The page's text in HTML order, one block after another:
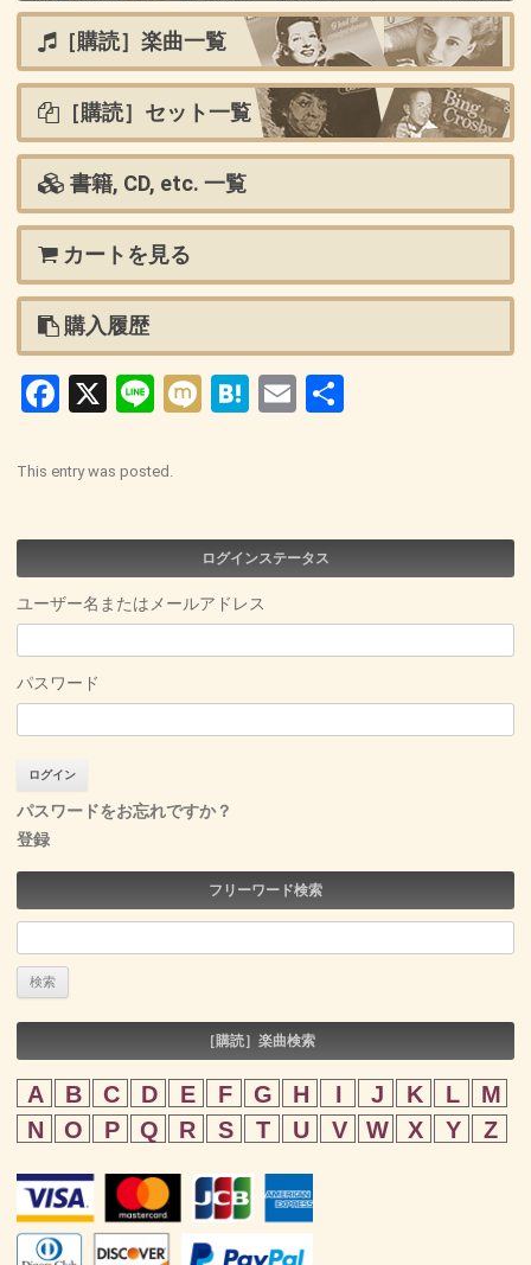
［購読］楽曲一覧
［購読］セット一覧
書籍, CD, etc. 一覧
カートを見る
購入履歴
Facebook
X LineMixiHatena
Email
This entry was posted.
ログインステータス
ユーザー名またはメールアドレス
パスワード
パスワードをお忘れですか？
登録
フリーワード検索
索:
［購読］楽曲検索
A B C D E F G H I J K L
M
N
O P Q R S T U V W X Y Z